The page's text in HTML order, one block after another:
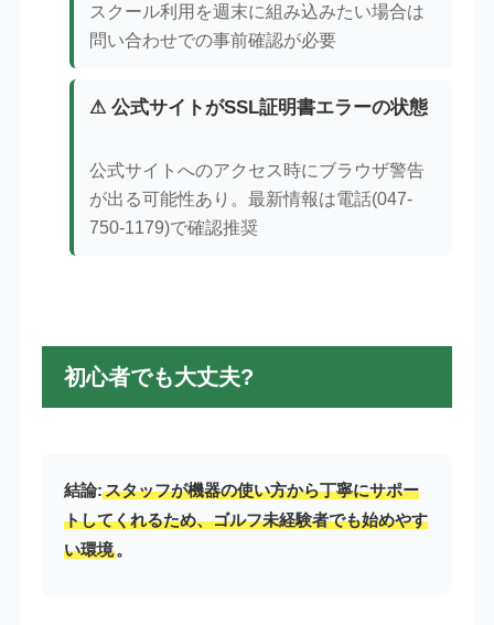
スクール利用を週末に組み込みたい場合は
問い合わせでの事前確認が必要
⚠ 公式サイトがSSL証明書エラーの状態
公式サイトへのアクセス時にブラウザ警告
が出る可能性あり。最新情報は電話(047-
750-1179)で確認推奨
初心者でも大丈夫?
結論:スタッフが機器の使い方から丁寧にサポー
トしてくれるため、ゴルフ未経験者でも始めやす
い環境。